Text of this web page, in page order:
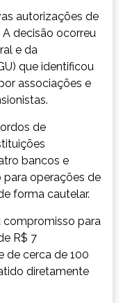
autorizações de
decisão ocorreu
e da
que identificou
associações e
de
bancos e
para operações de
forma cautelar.
compromisso para
R$ 7
de cerca de 100
diretamente